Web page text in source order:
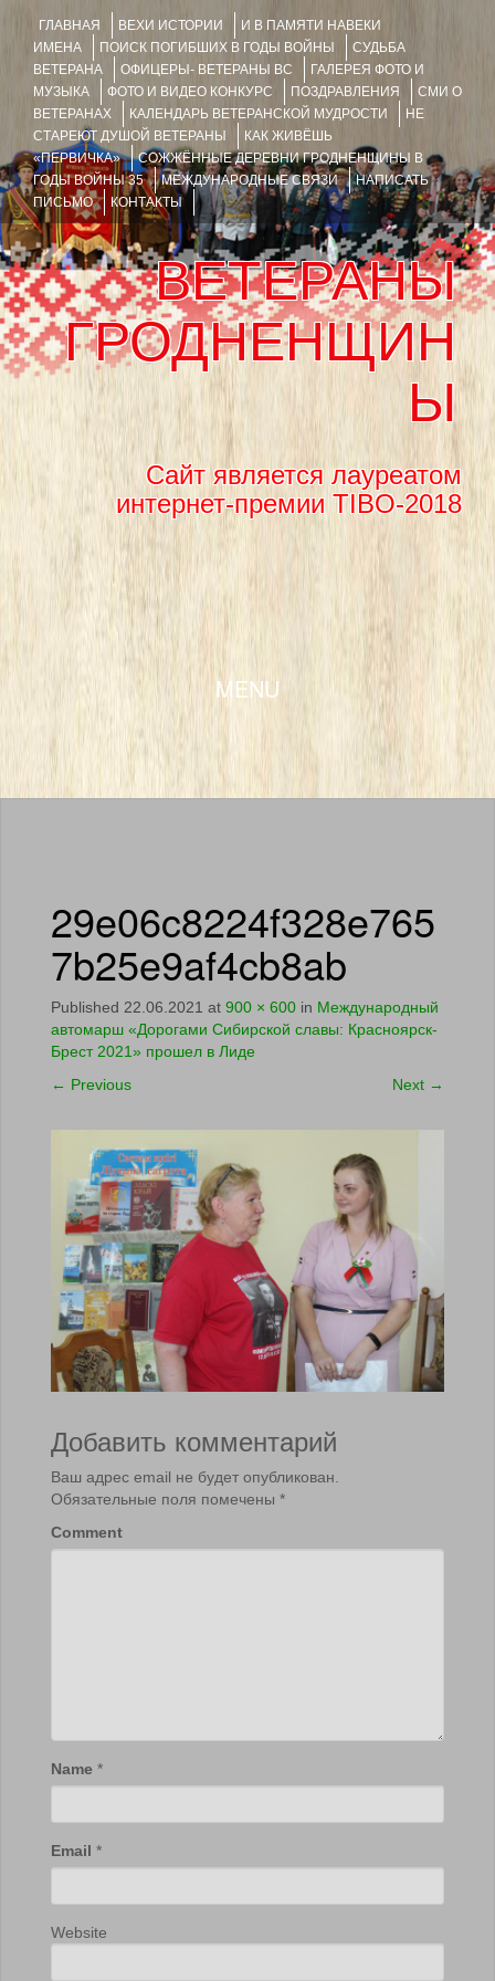
ГЛАВНАЯ ВЕХИ ИСТОРИИ
И В ПАМЯТИ НАВЕКИ
ИМЕНА
ПОИСК ПОГИБШИХ В ГОДЫ ВОЙНЫ
СУДЬБА
ВЕТЕРАНА
ОФИЦЕРЫ- ВЕТЕРАНЫ ВС
ГАЛЕРЕЯ ФОТО И
МУЗЫКА
ФОТО И ВИДЕО КОНКУРС ПОЗДРАВЛЕНИЯ
СМИ О
ВЕТЕРАНАХ
КАЛЕНДАРЬ ВЕТЕРАНСКОЙ МУДРОСТИ
НЕ
СТАРЕЮТ ДУШОЙ ВЕТЕРАНЫ
КАК ЖИВЁШЬ
«ПЕРВИЧКА»
СОЖЖЁННЫЕ ДЕРЕВНИ ГРОДНЕНЩИНЫ В
ГОДЫ ВОЙНЫ 35
МЕЖДУНАРОДНЫЕ СВЯЗИ
НАПИСАТЬ
ПИСЬМО
КОНТАКТЫ
ВЕТЕРАНЫ
ГРОДНЕНЩИН
Ы
Сайт является лауреатом
интернет-премии TIBO-2018
MENU
SKIP TO CONTENT
29e06c8224f328e765
7b25e9af4cb8ab
Published 22.06.2021 at 900 × 600 in Международный
автомарш «Дорогами Сибирской славы: Красноярск-
Брест 2021» прошел в Лиде
← Previous Next →
Добавить комментарий
Ваш адрес email не будет опубликован.
Обязательные поля помечены *
Comment
Name *
Email *
Website